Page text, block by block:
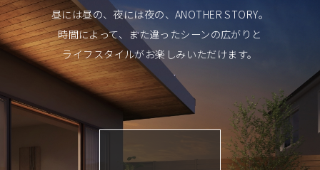
昼には昼の、夜には夜の、ANOTHER STORY。
時間によって、また違ったシーンの広がりと
ライフスタイルがお楽しみいただけます。